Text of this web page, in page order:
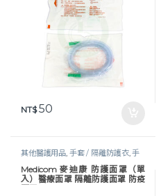
NT$50
其他醫護用品, 手套 / 隔離防護衣,手
套及防護衣
,照護耗材,醫護器材,
防疫
物資,防護衣 / 面罩
Medicom 麥迪康 防護面罩（單
入）醫療面罩 隔離防護面罩 防疫